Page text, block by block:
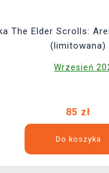
The Elder Scrolls:
(limitowana)
Wrzesień
85 zł
Do koszyka